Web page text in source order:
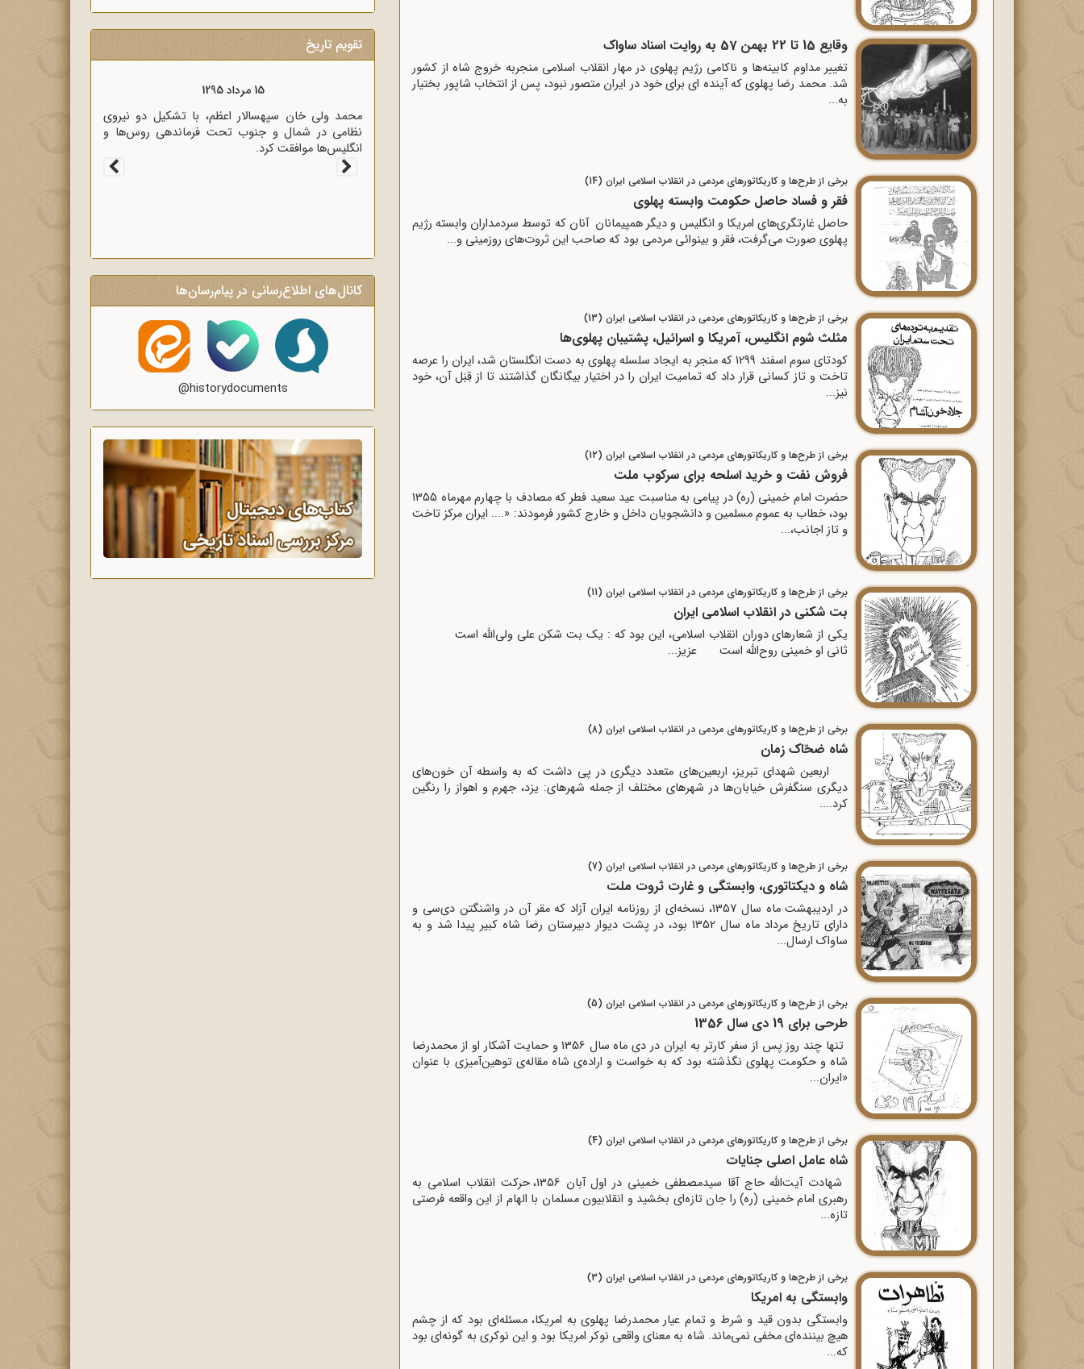
وقایع 15 تا 22 بهمن 57 به روایت اسناد ساواک
تغییر مداوم کابینه‌ها و ناکامی رژیم پهلوی در مهار انقلاب اسلامی منجربه خروج شاه از کشور
شد. محمد رضا پهلوی که آینده ای برای خود در ایران متصور نبود، پس از انتخاب شاپور بختیار
به...
برخی از طرح‌ها و کاریکاتورهای مردمی در انقلاب اسلامی ایران (14)
فقر و فساد حاصل حکومت وابسته پهلوی
حاصل غارتگرى‌‌هاى امریکا و انگلیس و دیگر همپیمانان آنان که توسط سردمداران وابسته رژیم
پهلوى صورت مى‌‌گرفت، فقر و بینوائى مردمى بود که صاحب این ثروت‌‌هاى روزمینى و...
برخی از طرح‌ها و کاریکاتورهای مردمی در انقلاب اسلامی ایران (13)
مثلث شوم انگلیس، آمریکا و اسرائیل، پشتیبان پهلوی‌ها
کودتاى سوم اسفند 1299 که منجر به ایجاد سلسله پهلوى به دست انگلستان شد، ایران را عرصه
تاخت و تاز کسانى قرار داد که تمامیت ایران را در اختیار بیگانگان گذاشتند تا از قِبَل آن، خود
نیز...
برخی از طرح‌ها و کاریکاتورهای مردمی در انقلاب اسلامی ایران (12)
فروش نفت و خرید اسلحه برای سرکوب ملت
حضرت امام خمینى (ره) در پیامى به مناسبت عید سعید فطر که مصادف با چهارم مهرماه 1355
بود، خطاب به عموم مسلمین و دانشجویان داخل و خارج کشور فرمودند: «.... ایران مرکز تاخت
و تاز اجانب،...
برخی از طرح‌ها و کاریکاتورهای مردمی در انقلاب اسلامی ایران (11)
بت شکنی در انقلاب اسلامی ایران
یکى از شعارهاى دوران انقلاب اسلامى، این بود که : یک بت شکن على ولى‌اللّه‌ است
ثانى او خمینى روح‌اللّه‌ است عزیز...
برخی از طرح‌ها و کاریکاتورهای مردمی در انقلاب اسلامی ایران (8)
شاه ضحّاک زمان
اربعین شهداى تبریز، اربعین‌هاى متعدد دیگرى در پى داشت که به واسطه آن خون‌هاى
دیگرى سنگفرش خیابان‌ها در شهرهاى مختلف از جمله شهرهاى: یزد، جهرم و اهواز را رنگین
کرد....
برخی از طرح‌ها و کاریکاتورهای مردمی در انقلاب اسلامی ایران (7)
شاه و دیکتاتوری، وابستگی و غارت ثروت ملت
در اردیبهشت ماه سال 1357، نسخه‌‌اى از روزنامه ایران آزاد که مقر آن در واشنگتن دى‌سى و
داراى تاریخ مرداد ماه سال 1352 بود، در پشت دیوار دبیرستان رضا شاه کبیر پیدا شد و به
ساواک ارسال...
برخی از طرح‌ها و کاریکاتورهای مردمی در انقلاب اسلامی ایران (5)
طرحی برای 19 دی سال 1356
تنها چند روز پس از سفر کارتر به ایران در دی ماه سال 1356 و حمایت آشکار او از محمدرضا
شاه و حکومت پهلوی نگذشته بود که به خواست و اراده‌ی شاه مقاله‌ی توهین‌آمیزی با عنوان
«ایران...
برخی از طرح‌ها و کاریکاتورهای مردمی در انقلاب اسلامی ایران (4)
شاه عامل اصلی جنایات
شهادت آیت‌الله حاج آقا سیدمصطفی خمینی در اول آبان 1356، حرکت انقلاب اسلامی به
رهبری امام خمینی (ره) را جان تازه‌ای بخشید و انقلابیون مسلمان با الهام از این واقعه فرصتی
تازه...
برخی از طرح‌ها و کاریکاتورهای مردمی در انقلاب اسلامی ایران (3)
وابستگی به امریکا
وابستگى بدون قید و شرط و تمام عیار محمدرضا پهلوى به امریکا، مسئله‌اى بود که از چشم
هیچ بیننده‌اى مخفى نمی‌ماند. شاه به معناى واقعى نوکر امریکا بود و این نوکرى به گونه‌اى بود
که...
تقویم تاریخ
محمد ولی خان سپهسالار اعظم، با
نظامی در شمال و جنوب تحت
وزیر خارجه انگلیس آنتونی ایدن حضور متخصصان
آلمانی در ایران را خطر بزرگی برای لندن دانست.
کانال‌های اطلاع‌رسانی در پیام‌رسان‌ها
@historydocuments